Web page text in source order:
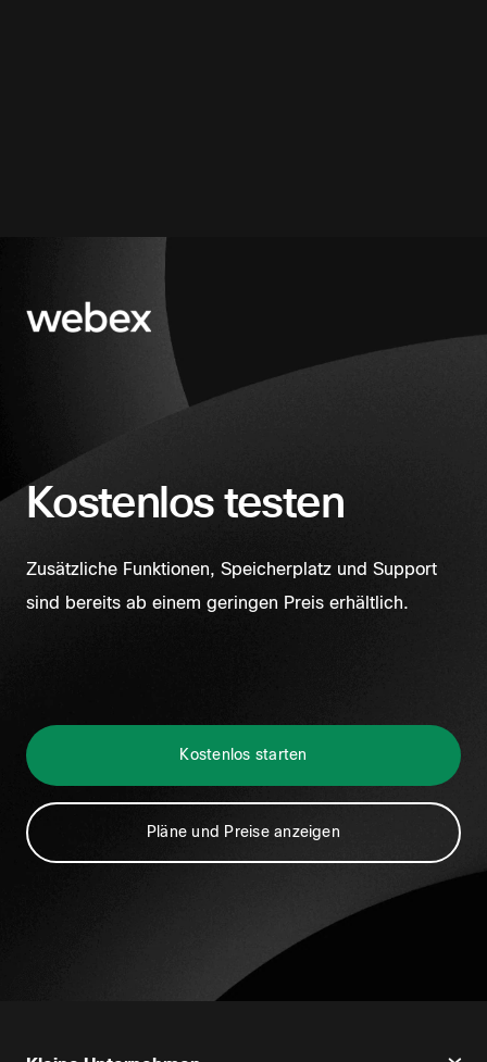
Kostenlos testen
Zusätzliche Funktionen, Speicherplatz und Support
sind bereits ab einem geringen Preis erhältlich.
Kostenlos starten
Pläne und Preise anzeigen